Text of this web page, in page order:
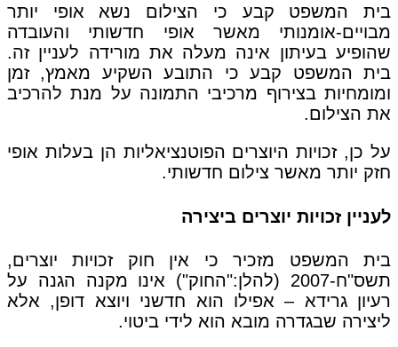
בית המשפט קבע כי הצילום נשא אופי יותר
מבויים-אומנותי מאשר אופי חדשותי והעובדה
שהופיע בעיתון אינה מעלה את מורידה לעניין זה.
בית המשפט קבע כי התובע השקיע מאמץ, זמן
ומומחיות בצירוף מרכיבי התמונה על מנת להרכיב
את הצילום.
על כן, זכויות היוצרים הפוטנציאליות הן בעלות אופי
חזק יותר מאשר צילום חדשותי.
לעניין זכויות יוצרים ביצירה
בית המשפט מזכיר כי אין חוק זכויות יוצרים,
תשס"ח-2007 (להלן:"החוק") אינו מקנה הגנה על
רעיון גרידא – אפילו הוא חדשני ויוצא דופן, אלא
ליצירה שבגדרה מובא הוא לידי ביטוי.